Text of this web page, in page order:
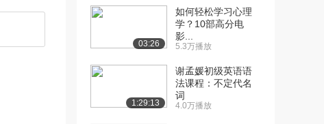
[9] 上海外国语大学公开
09:24
[10] 上海外国语大学公开
1.8万播放
10:16
03:26
如何轻松学习心理
学？10部高分电
影...
5.3万播放
1:29:13
谢孟媛初级英语语
法课程：不定代名
词
4.0万播放